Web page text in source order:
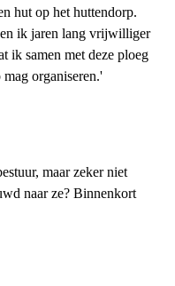
hut op het huttendorp.
ik jaren lang vrijwilliger
ik samen met deze ploeg
organiseren.'
maar zeker niet
naar ze? Binnenkort